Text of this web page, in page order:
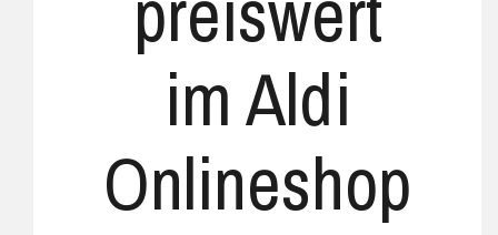
im Aldi
Onlineshop